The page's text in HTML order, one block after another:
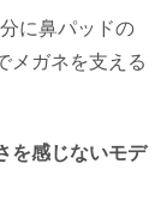
に鼻パッドの
メガネを支える
を感じないモデ